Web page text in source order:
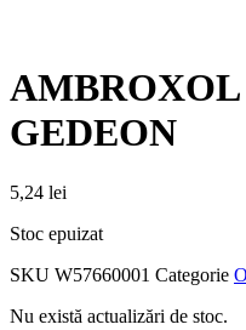
AMBROXOL
GEDEON
5,24 lei
Stoc epuizat
SKU W57660001 Categorie
Nu există actualizări de stoc.